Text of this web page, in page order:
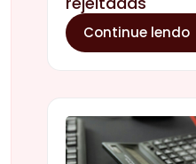
Continue lendo